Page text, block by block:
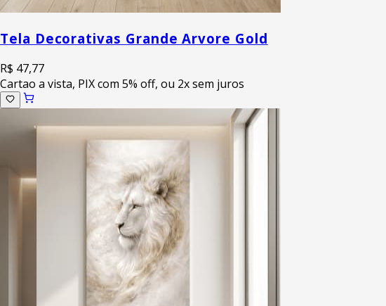
Tela Decorativas Grande Arvore Gold
R$ 47,77
Cartao a vista, PIX com 5% off, ou 2x sem juros